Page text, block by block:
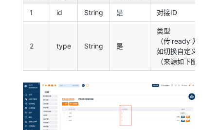
1 id String 是 对接ID
2 type String 是
类型
（传’ready’为切换
如切换自定义状态
（来源如下图所示